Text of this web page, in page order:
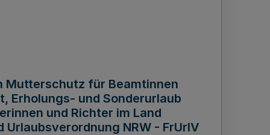
Mutterschutz für Beamtinnen
Erholungs- und Sonderurlaub
und Richter im Land
NRW - FrUrlV